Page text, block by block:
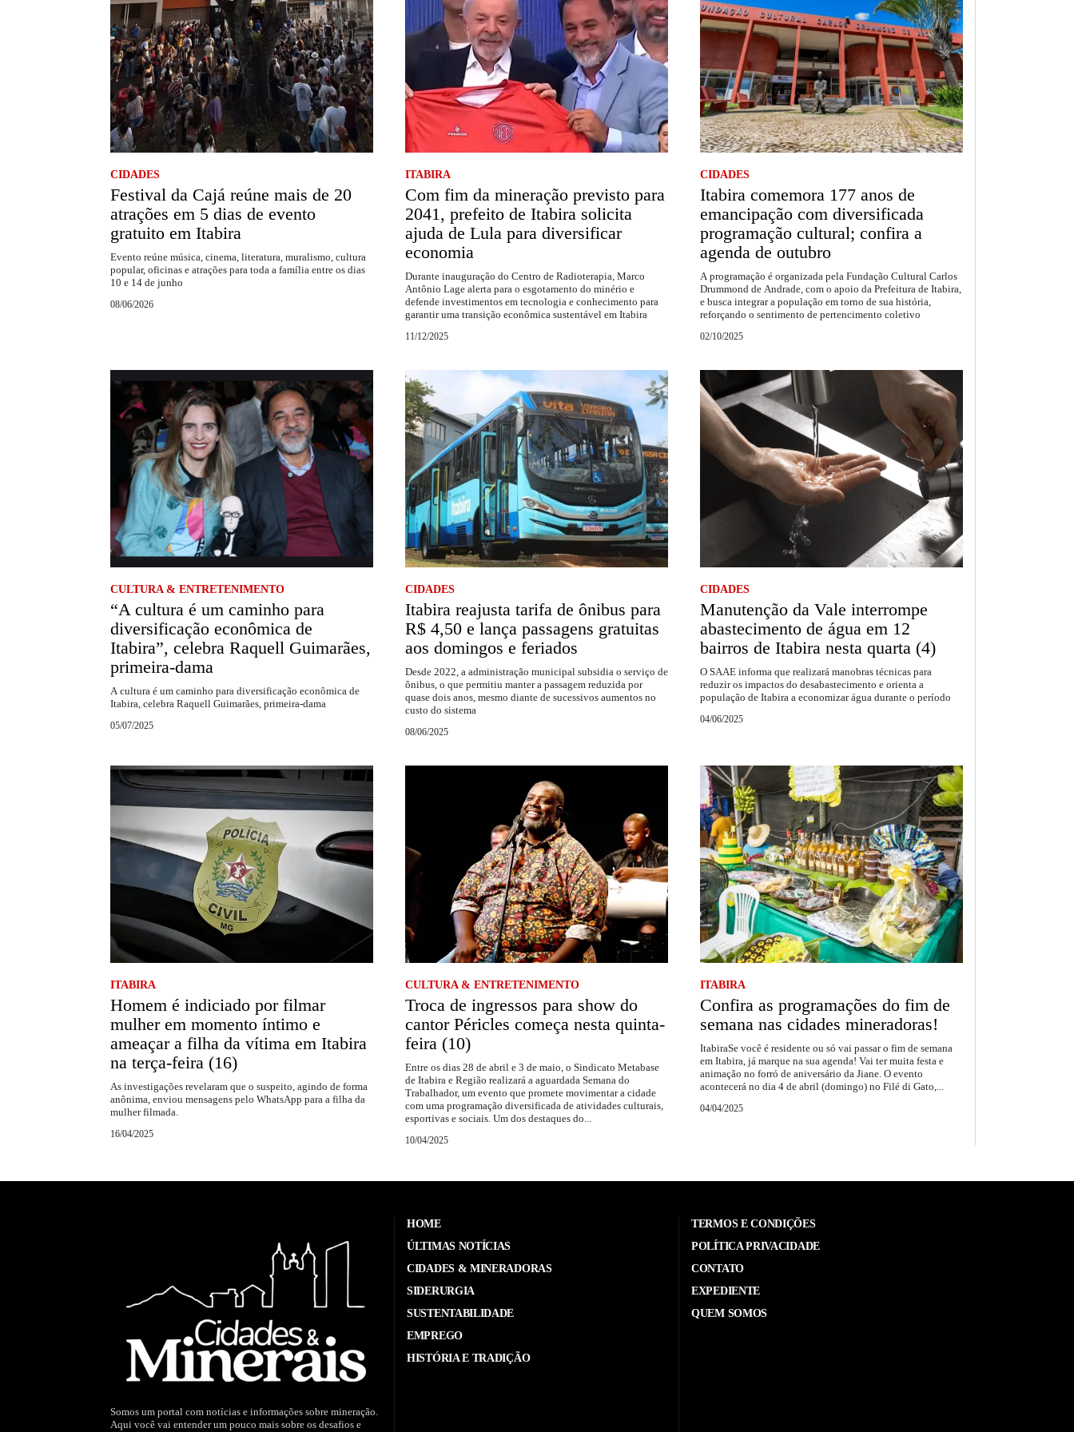
CIDADES
Festival da Cajá reúne mais de 20
atrações em 5 dias de evento
gratuito em Itabira
Evento reúne música, cinema, literatura, muralismo, cultura
popular, oficinas e atrações para toda a família entre os dias
10 e 14 de junho
08/06/2026
ITABIRA
Com fim da mineração previsto para
2041, prefeito de Itabira solicita
ajuda de Lula para diversificar
economia
Durante inauguração do Centro de Radioterapia, Marco
Antônio Lage alerta para o esgotamento do minério e
defende investimentos em tecnologia e conhecimento para
garantir uma transição econômica sustentável em Itabira
11/12/2025
CIDADES
Itabira comemora 177 anos de
emancipação com diversificada
programação cultural; confira a
agenda de outubro
A programação é organizada pela Fundação Cultural Carlos
Drummond de Andrade, com o apoio da Prefeitura de Itabira,
e busca integrar a população em torno de sua história,
reforçando o sentimento de pertencimento coletivo
02/10/2025
CULTURA & ENTRETENIMENTO
“A cultura é um caminho para
diversificação econômica de
Itabira”, celebra Raquell Guimarães,
primeira-dama
A cultura é um caminho para diversificação econômica de
Itabira, celebra Raquell Guimarães, primeira-dama
05/07/2025
CIDADES
Itabira reajusta tarifa de ônibus para
R$ 4,50 e lança passagens gratuitas
aos domingos e feriados
Desde 2022, a administração municipal subsidia o serviço de
ônibus, o que permitiu manter a passagem reduzida por
quase dois anos, mesmo diante de sucessivos aumentos no
custo do sistema
08/06/2025
CIDADES
Manutenção da Vale interrompe
abastecimento de água em 12
bairros de Itabira nesta quarta (4)
O SAAE informa que realizará manobras técnicas para
reduzir os impactos do desabastecimento e orienta a
população de Itabira a economizar água durante o período
04/06/2025
ITABIRA
Homem é indiciado por filmar
mulher em momento íntimo e
ameaçar a filha da vítima em Itabira
na terça-feira (16)
As investigações revelaram que o suspeito, agindo de forma
anônima, enviou mensagens pelo WhatsApp para a filha da
mulher filmada.
16/04/2025
CULTURA & ENTRETENIMENTO
Troca de ingressos para show do
cantor Péricles começa nesta quinta-
feira (10)
Entre os dias 28 de abril e 3 de maio, o Sindicato Metabase
de Itabira e Região realizará a aguardada Semana do
Trabalhador, um evento que promete movimentar a cidade
com uma programação diversificada de atividades culturais,
esportivas e sociais. Um dos destaques do...
10/04/2025
ITABIRA
Confira as programações do fim de
semana nas cidades mineradoras!
ItabiraSe você é residente ou só vai passar o fim de semana
em Itabira, já marque na sua agenda! Vai ter muita festa e
animação no forró de aniversário da Jiane. O evento
acontecerá no dia 4 de abril (domingo) no Filé di Gato,...
04/04/2025
Somos um portal com notícias e informações sobre mineração.
Aqui você vai entender um pouco mais sobre os desafios e
HOME
ÚLTIMAS NOTÍCIAS
CIDADES & MINERADORAS
SIDERURGIA
SUSTENTABILIDADE
EMPREGO
HISTÓRIA E TRADIÇÃO
TERMOS E CONDIÇÕES
POLÍTICA PRIVACIDADE
CONTATO
EXPEDIENTE
QUEM SOMOS